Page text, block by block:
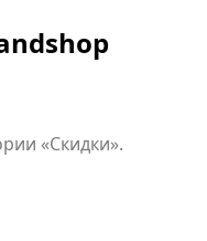
«Скидки».